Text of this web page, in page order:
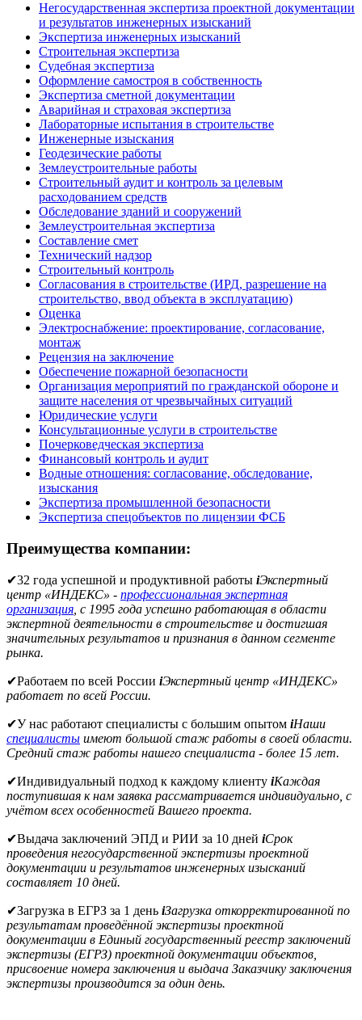
Негосударственная экспертиза проектной документации
и результатов инженерных изысканий
Экспертиза инженерных изысканий
Строительная экспертиза
Судебная экспертиза
Оформление самостроя в собственность
Экспертиза сметной документации
Аварийная и страховая экспертиза
Лабораторные испытания в строительстве
Инженерные изыскания
Геодезические работы
Землеустроительные работы
Строительный аудит и контроль за целевым
расходованием средств
Обследование зданий и сооружений
Землеустроительная экспертиза
Составление смет
Технический надзор
Строительный контроль
Согласования в строительстве (ИРД, разрешение на
строительство, ввод объекта в эксплуатацию)
Оценка
Электроснабжение: проектирование, согласование,
монтаж
Рецензия на заключение
Обеспечение пожарной безопасности
Организация мероприятий по гражданской обороне и
защите населения от чрезвычайных ситуаций
Юридические услуги
Консультационные услуги в строительстве
Почерковедческая экспертиза
Финансовый контроль и аудит
Водные отношения: согласование, обследование,
изыскания
Экспертиза промышленной безопасности
Экспертиза спецобъектов по лицензии ФСБ
Преимущества компании:
✔32 года успешной и продуктивной работы iЭкспертный
центр «ИНДЕКС» - профессиональная экспертная
организация, с 1995 года успешно работающая в области
экспертной деятельности в строительстве и достигшая
значительных результатов и признания в данном сегменте
рынка.
✔Работаем по всей России iЭкспертный центр «ИНДЕКС»
работает по всей России.
✔У нас работают специалисты с большим опытом iНаши
специалисты имеют большой стаж работы в своей области.
Средний стаж работы нашего специалиста - более 15 лет.
✔Индивидуальный подход к каждому клиенту iКаждая
поступившая к нам заявка рассматривается индивидуально, с
учётом всех особенностей Вашего проекта.
✔Выдача заключений ЭПД и РИИ за 10 дней iСрок
проведения негосударственной экспертизы проектной
документации и результатов инженерных изысканий
составляет 10 дней.
✔Загрузка в ЕГРЗ за 1 день iЗагрузка откорректированной по
результатам проведённой экспертизы проектной
документации в Единый государственный реестр заключений
экспертизы (ЕГРЗ) проектной документации объектов,
присвоение номера заключения и выдача Заказчику заключения
экспертизы производится за один день.